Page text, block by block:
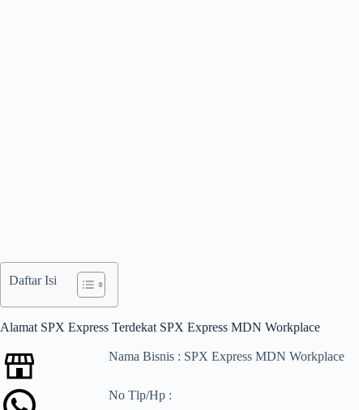
Daftar Isi
Alamat SPX Express Terdekat SPX Express MDN Workplace
Nama Bisnis : SPX Express MDN Workplace
No Tlp/Hp :